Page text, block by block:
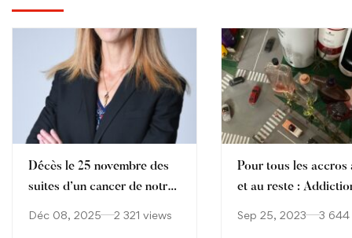
Décès le 25 novembre des
suites d’un cancer de notre
Déc 08, 2025 2 321 views
Pour tous les accros
et au reste :
Sep 25, 2023 3 644